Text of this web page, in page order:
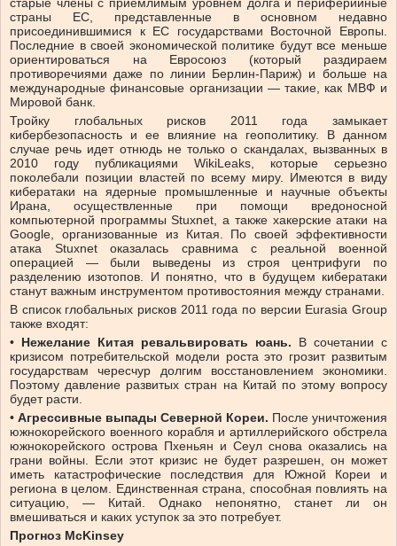
старые члены с приемлимым уровнем долга и периферийные
страны ЕС, представленные в основном недавно
присоединившимися к ЕС государствами Восточной Европы.
Последние в своей экономической политике будут все меньше
ориентироваться на Евросоюз (который раздираем
противоречиями даже по линии Берлин-Париж) и больше на
международные финансовые организации — такие, как МВФ и
Мировой банк.
Тройку глобальных рисков 2011 года замыкает
кибербезопасность и ее влияние на геополитику. В данном
случае речь идет отнюдь не только о скандалах, вызванных в
2010 году публикациями WikiLeaks, которые серьезно
поколебали позиции властей по всему миру. Имеются в виду
кибератаки на ядерные промышленные и научные объекты
Ирана, осуществленные при помощи вредоносной
компьютерной программы Stuxnet, а также хакерские атаки на
Google, организованные из Китая. По своей эффективности
атака Stuxnet оказалась сравнима с реальной военной
операцией — были выведены из строя центрифуги по
разделению изотопов. И понятно, что в будущем кибератаки
станут важным инструментом противостояния между странами.
В список глобальных рисков 2011 года по версии Eurasia Group
также входят:
• Нежелание Китая ревальвировать юань. В сочетании с
кризисом потребительской модели роста это грозит развитым
государствам чересчур долгим восстановлением экономики.
Поэтому давление развитых стран на Китай по этому вопросу
будет расти.
• Агрессивные выпады Северной Кореи. После уничтожения
южнокорейского военного корабля и артиллерийского обстрела
южнокорейского острова Пхеньян и Сеул снова оказались на
грани войны. Если этот кризис не будет разрешен, он может
иметь катастрофические последствия для Южной Кореи и
региона в целом. Единственная страна, способная повлиять на
ситуацию, — Китай. Однако непонятно, станет ли он
вмешиваться и каких уступок за это потребует.
Прогноз McKinsey